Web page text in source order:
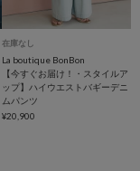
在庫なし
La boutique BonBon
【今すぐお届け！・スタイルア
ップ】ハイウエストバギーデニ
ムパンツ
¥20,900